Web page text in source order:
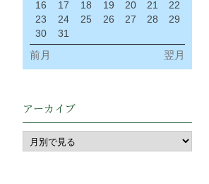
16
17 18 19 20 21
22
23
24 25 26 27 28
29
30
31
前月 翌月
アーカイブ